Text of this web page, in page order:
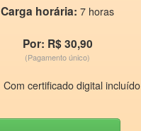
Carga horária: 7 horas
Por: R$ 30,90
(Pagamento único)
Com certificado digital incluído